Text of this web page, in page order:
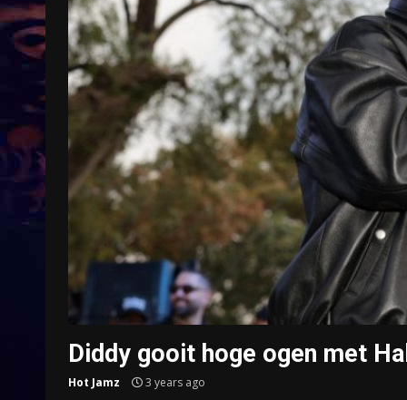
Diddy gooit hoge ogen met
Hot Jamz 3 years ago